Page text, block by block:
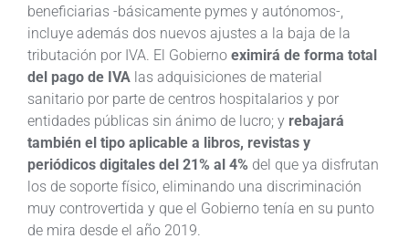
beneficiarias -básicamente pymes y autónomos-,
incluye además dos nuevos ajustes a la baja de la
tributación por IVA. El Gobierno eximirá de forma total
del pago de IVA las adquisiciones de material
sanitario por parte de centros hospitalarios y por
entidades públicas sin ánimo de lucro; y rebajará
también el tipo aplicable a libros, revistas y
periódicos digitales del 21% al 4% del que ya disfrutan
los de soporte físico, eliminando una discriminación
muy controvertida y que el Gobierno tenía en su punto
de mira desde el año 2019.